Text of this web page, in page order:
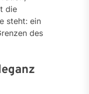
die
steht: ein
des